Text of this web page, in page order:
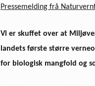
Pressemelding frå
Vi er skuffet over at
landets første større
for biologisk mangfold og